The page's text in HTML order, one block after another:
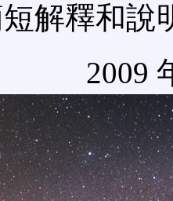
解釋和說
2009